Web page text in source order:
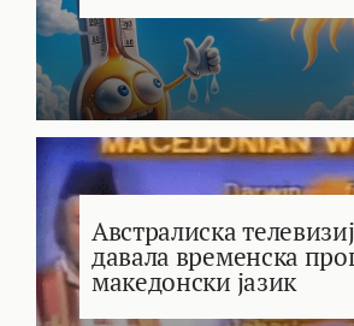
Австралиска
давала временска
македонски јазик